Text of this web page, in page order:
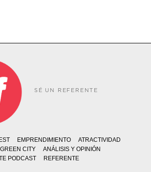
SÉ UN REFERENTE
EMPRENDIMIENTO
ATRACTIVIDAD
GREEN CITY
ANÁLISIS Y OPINIÓN
PODCAST
REFERENTE